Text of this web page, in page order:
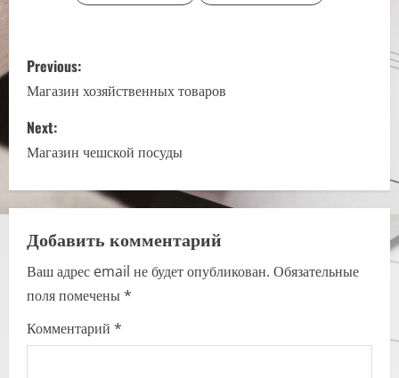
P
o
s
t
n
a
v
i
g
Previous:
Магазин хозяйственных товаров
Next:
Магазин чешской посуды
Добавить комментарий
Ваш адрес email не будет опубликован. Обязательные
поля помечены*
Комментарий *